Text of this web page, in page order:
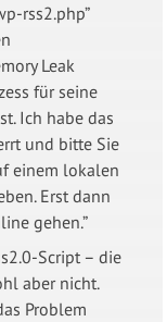
rss2.php”
Leak
für seine
Ich habe das
und bitte Sie
einem lokalen
Erst dann
gehen.”
Script – die
aber nicht.
Problem